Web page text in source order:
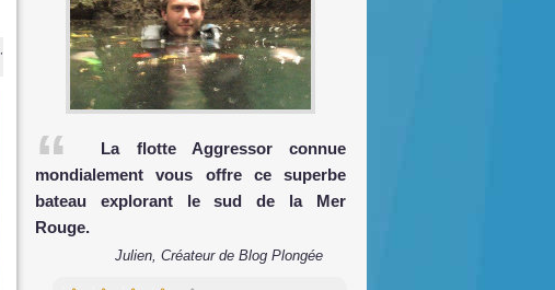
La flotte Aggressor connue
mondialement vous offre ce superbe
bateau explorant le sud de la Mer
Rouge.
Julien, Créateur de Blog Plongée